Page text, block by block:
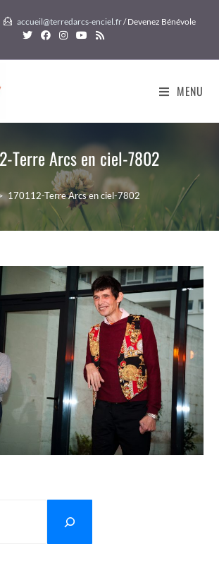
accueil@terredarcs-enciel.fr/ Devenez Bénévole
MENU
Terre Arcs en ciel-7802
170112-Terre Arcs en ciel-7802